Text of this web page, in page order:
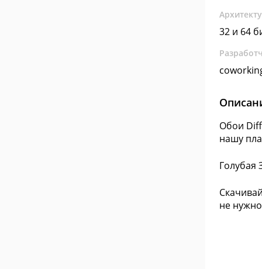
32 и 64
Обои
нашу
Голубая
не